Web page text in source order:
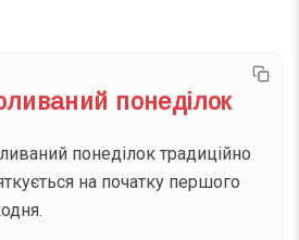
понеділок
понеділок традиційно
на початку першого